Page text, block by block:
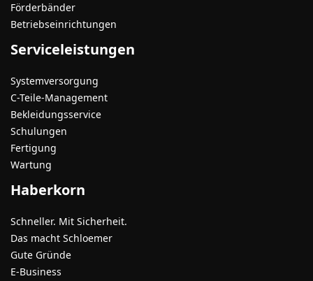
Förderbänder
Betriebseinrichtungen
Serviceleistungen
Systemversorgung
C-Teile-Management
Bekleidungsservice
Schulungen
Fertigung
Wartung
Haberkorn
Schneller. Mit Sicherheit.
Das macht Schloemer
Gute Gründe
E-Business